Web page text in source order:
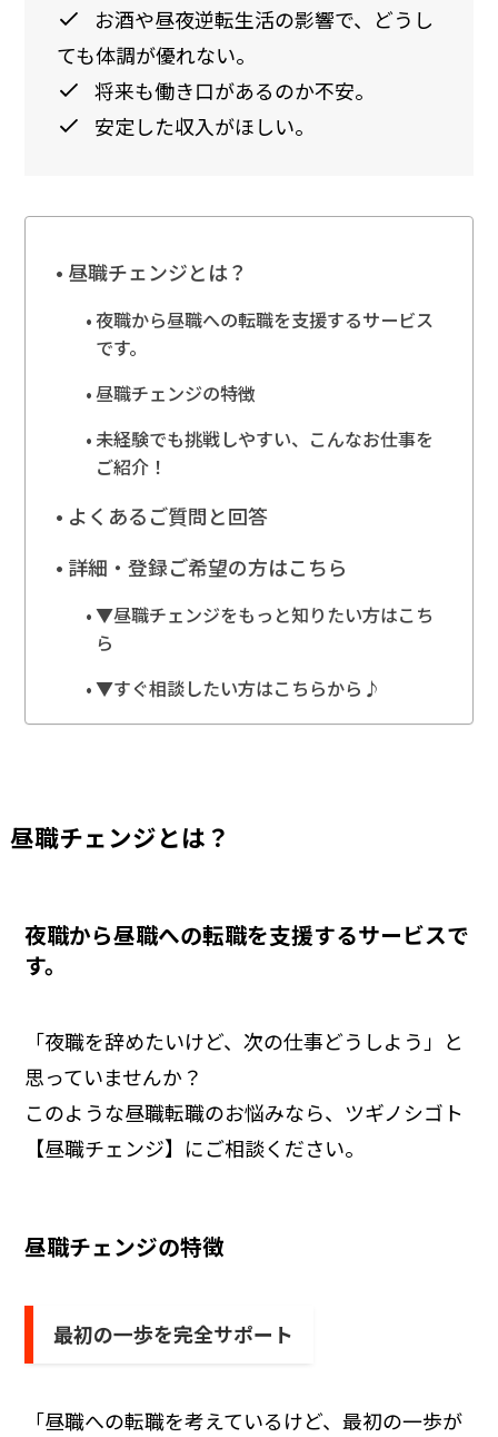
お酒や昼夜逆転生活の影響で、どうし
ても体調が優れない。
将来も働き口があるのか不安。
安定した収入がほしい。
昼職チェンジとは？
夜職から昼職への転職を支援するサービス
です。
昼職チェンジの特徴
未経験でも挑戦しやすい、こんなお仕事を
ご紹介！
よくあるご質問と回答
詳細・登録ご希望の方はこちら
▼昼職チェンジをもっと知りたい方はこち
ら
▼すぐ相談したい方はこちらから♪
昼職チェンジとは？
夜職から昼職への転職を支援するサービスで
す。
「夜職を辞めたいけど、次の仕事どうしよう」と
思っていませんか？
このような昼職転職のお悩みなら、ツギノシゴト
【昼職チェンジ】にご相談ください。
昼職チェンジの特徴
最初の一歩を完全サポート
「昼職への転職を考えているけど、最初の一歩が